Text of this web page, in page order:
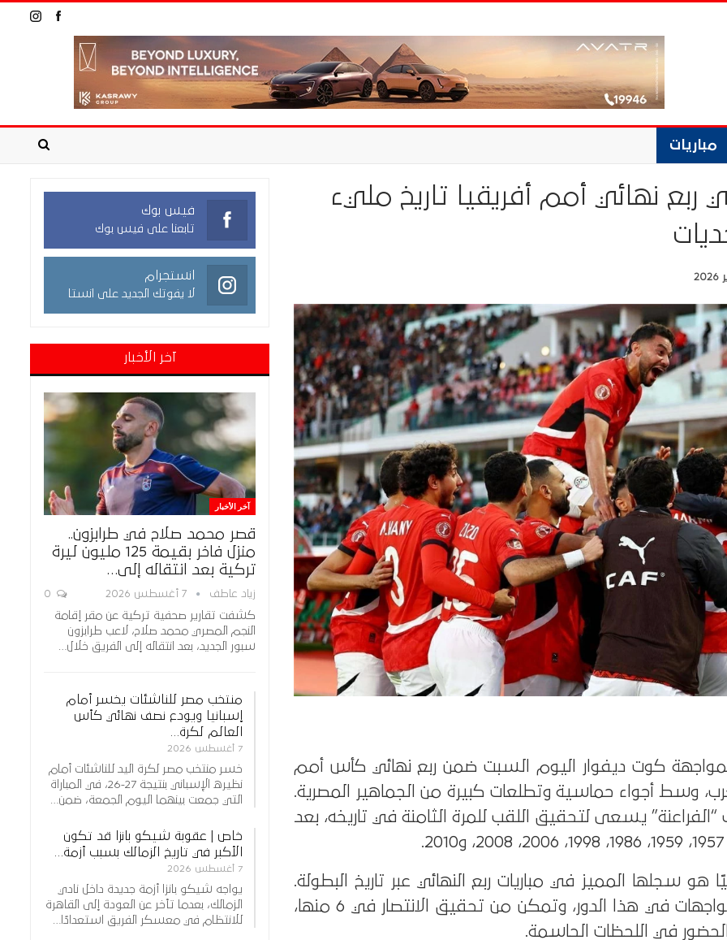
مباريات
نهائي أمم أفريقيا تاريخ مليء
كوت ديفوار اليوم السبت ضمن ربع نهائي كأس أمم
في المغرب، وسط أجواء حماسية وتطلعات كبيرة من الجماهير المصرية.
يسعى لتحقيق اللقب للمرة الثامنة في تاريخه، بعد
سجلها المميز في مباريات ربع النهائي عبر تاريخ البطولة.
فقد لعب الفريق 10 مواجهات في هذا الدور، وتمكن من تحقيق الانتصار في 6 منها،
في اللحظات الحاسمة.
فيس بوك
تابعنا على فيس بوك
انستجرام
لا يفوتك الجديد على انستا
آخر الأخبار
آخر الأخبار
قصر محمد صلاح في طرابزون..
منزل فاخر بقيمة 125 مليون ليرة
تركية بعد انتقاله إلى…
زياد عاطف 7 أغسطس 2026
كشفت تقارير صحفية تركية عن مقر إقامة
النجم المصري محمد صلاح، لاعب طرابزون
سبور الجديد، بعد انتقاله إلى الفريق خلال…
منتخب مصر للناشئات يخسر أمام
إسبانيا ويودع نصف نهائي كأس
العالم لكرة…
7 أغسطس 2026
خسر منتخب مصر لكرة اليد للناشئات أمام
نظيره الإسباني بنتيجة 27-26، في المباراة
التي جمعت بينهما اليوم الجمعة، ضمن…
خاص | عقوبة شيكو بانزا قد تكون
الأكبر في تاريخ الزمالك بسبب أزمة…
7 أغسطس 2026
يواجه شيكو بانزا أزمة جديدة داخل نادي
الزمالك، بعدما تأخر عن العودة إلى القاهرة
للانتظام في معسكر الفريق استعدادًا…